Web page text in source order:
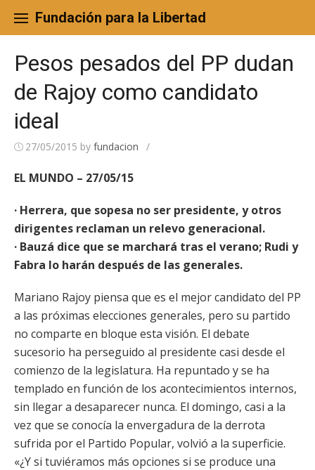
content
Fundación para la Libertad
Pesos pesados del PP dudan
de Rajoy como candidato
ideal
27/05/2015 by fundacion /
EL MUNDO – 27/05/15
· Herrera, que sopesa no ser presidente, y otros
dirigentes reclaman un relevo generacional.
· Bauzá dice que se marchará tras el verano; Rudi y
Fabra lo harán después de las generales.
Mariano Rajoy piensa que es el mejor candidato del PP
a las próximas elecciones generales, pero su partido
no comparte en bloque esta visión. El debate
sucesorio ha perseguido al presidente casi desde el
comienzo de la legislatura. Ha repuntado y se ha
templado en función de los acontecimientos internos,
sin llegar a desaparecer nunca. El domingo, casi a la
vez que se conocía la envergadura de la derrota
sufrida por el Partido Popular, volvió a la superficie.
«¿Y si tuviéramos más opciones si se produce una